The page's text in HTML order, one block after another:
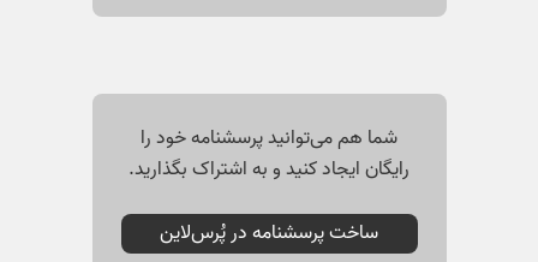
شما هم می‌توانید پرسشنامه خود را
رایگان ایجاد کنید و به اشتراک بگذارید.
ساخت پرسشنامه در پُرس‌لاین